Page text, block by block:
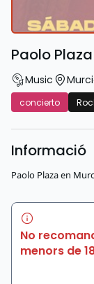
Paolo
Music
concierto
Informació
Paolo Plaza en
No
menors de